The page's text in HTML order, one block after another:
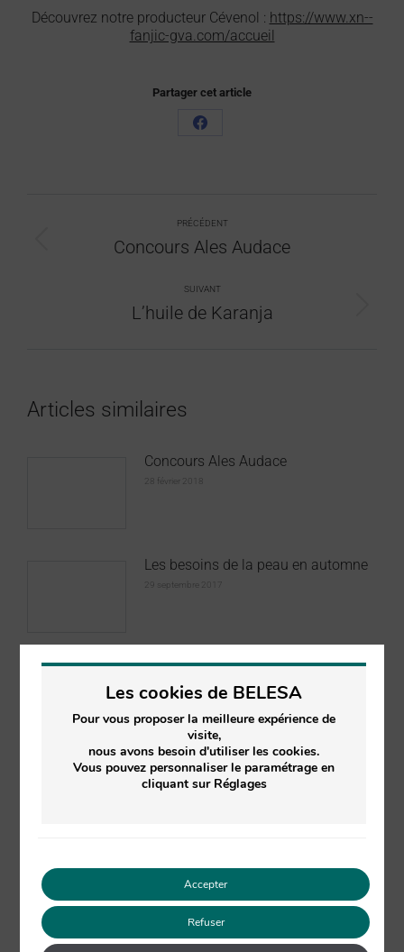
Découvrez notre producteur Cévenol : https://www.xn--
fanjic-gva.com/accueil
Partager cet article
PRÉCÉDENT
Concours Ales Audace
SUIVANT
L’huile de Karanja
Articles similaires
Concours Ales Audace
28 février 2018
Les besoins de la peau en automne
29 septembre 2017
Grâce à vous, nous nous rendons au
salon du Made In France!
Article blog « Les chroniques de
Myrtylle »
La formulation rigoureuse de nos
cosmétiques
Les cookies de BELESA
Pour vous proposer la meilleure expérience de
visite,
nous avons besoin d'utiliser les cookies.
Vous pouvez personnaliser le paramétrage en
cliquant sur Réglages
Accepter
Refuser